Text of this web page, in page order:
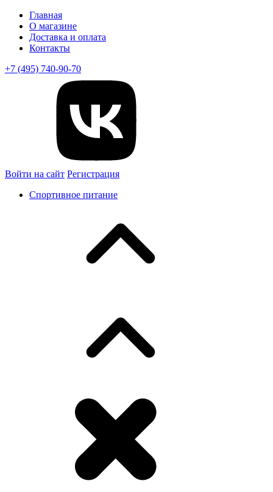
Главная
О магазине
Доставка и оплата
Контакты
+7 (495) 740-90-70
Войти на сайт Регистрация
Спортивное питание